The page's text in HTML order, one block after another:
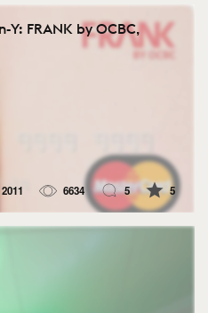
Y: FRANK by OCBC,
6634 5 5